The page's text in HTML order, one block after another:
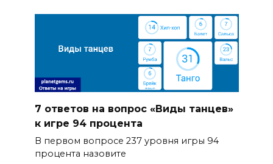
7 ответов на вопрос «Виды танцев»
к игре 94 процента
В первом вопросе 237 уровня игры 94
процента назовите